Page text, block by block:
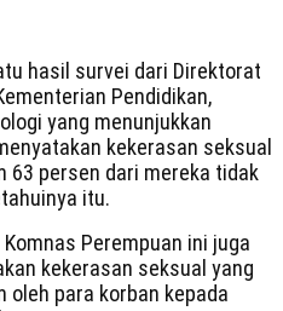
hasil survei dari Direktorat
Pendidikan,
yang menunjukkan
kekerasan seksual
63 persen dari mereka tidak
itu.
Perempuan ini juga
kekerasan seksual yang
oleh para korban kepada